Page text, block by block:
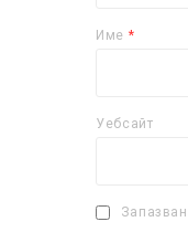
Име *
Уебсайт